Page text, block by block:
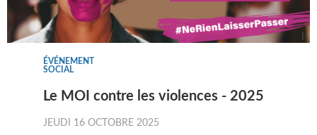
ÉVÉNEMENT
SOCIAL
Le MOI contre les violences - 2025
JEUDI 16 OCTOBRE 2025